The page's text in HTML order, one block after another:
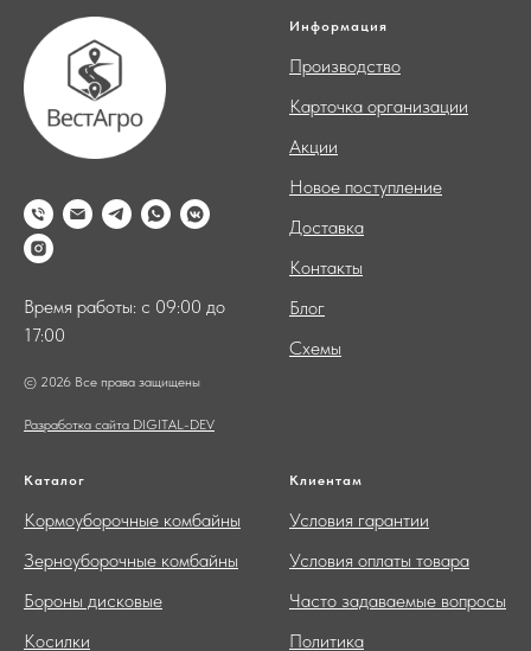
Время работы: с 09:00 до
17:00
© 2026 Все права защищены
Разработка сайта DIGITAL-DEV
Информация
Производство
Карточка организации
Акции
Новое поступление
Доставка
Контакты
Блог
Схемы
Каталог
Кормоуборочные комбайны
Зерноуборочные комбайны
Бороны дисковые
Косилки
Клиентам
Условия гарантии
Условия оплаты товара
Часто задаваемые вопросы
Политика